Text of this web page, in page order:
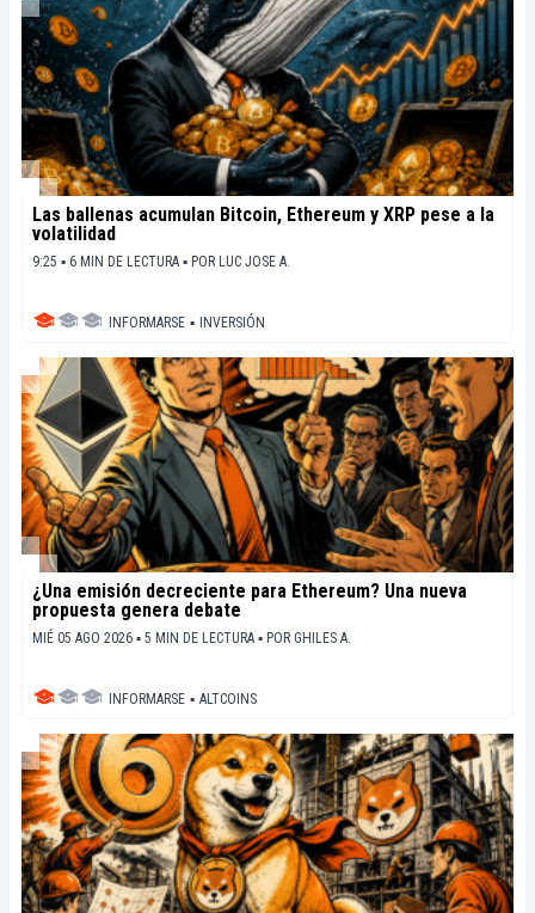
Las ballenas acumulan Bitcoin, Ethereum y XRP pese a la
volatilidad
9:25 ▪ 6 MIN DE LECTURA ▪ POR LUC JOSE A.
INFORMARSE ▪ INVERSIÓN
¿Una emisión decreciente para Ethereum? Una nueva
propuesta genera debate
MIÉ 05 AGO 2026 ▪ 5 MIN DE LECTURA ▪ POR GHILES A.
INFORMARSE ▪ ALTCOINS